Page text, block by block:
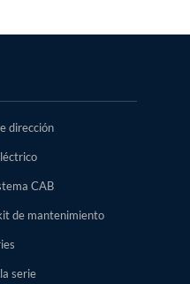
dirección
CAB
de mantenimiento
serie